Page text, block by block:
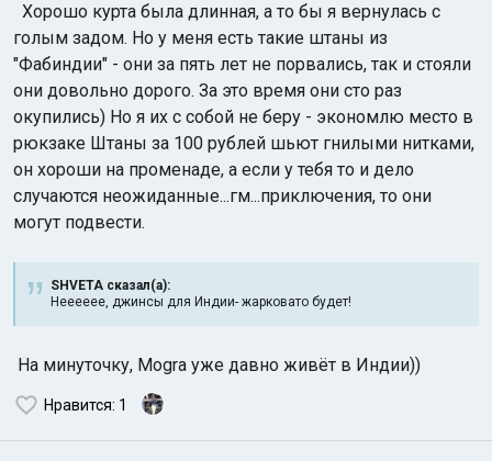
Хорошо курта была длинная, а то бы я вернулась с
голым задом. Но у меня есть такие штаны из
"Фабиндии" - они за пять лет не порвались, так и стояли
они довольно дорого. За это время они сто раз
окупились) Но я их с собой не беру - экономлю место в
рюкзаке Штаны за 100 рублей шьют гнилыми нитками,
он хороши на променаде, а если у тебя то и дело
случаются неожиданные...гм...приключения, то они
могут подвести.
SHVETA сказал(а):
Нееееее, джинсы для Индии- жарковато будет!
На минуточку, Mogra уже давно живёт в Индии))
Нравится: 1